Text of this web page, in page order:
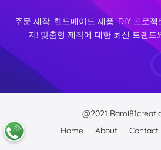
주문 제작, 핸드메이드 제품, DIY 프로
지! 맞춤형 제작에 대한 최신 트렌드
@2021
Home
About Contact